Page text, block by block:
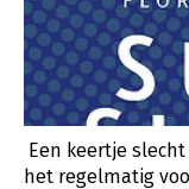
Een keertje
het regelmatig